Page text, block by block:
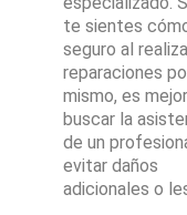
te sientes
seguro al
reparaciones
mismo, es mejor
buscar la
de un
evitar daños
adicionales o